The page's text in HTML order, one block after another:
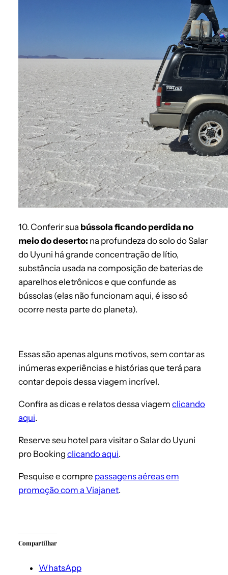
10. Conferir sua bússola ficando perdida no
meio do deserto: na profundeza do solo do Salar
do Uyuni há grande concentração de lítio,
substância usada na composição de baterias de
aparelhos eletrônicos e que confunde as
bússolas (elas não funcionam aqui, é isso só
ocorre nesta parte do planeta).
Essas são apenas alguns motivos, sem contar as
inúmeras experiências e histórias que terá para
contar depois dessa viagem incrível.
Confira as dicas e relatos dessa viagem clicando
aqui.
Reserve seu hotel para visitar o Salar do Uyuni
pro Booking clicando aqui.
Pesquise e compre passagens aéreas em
promoção com a Viajanet.
Compartilhar
WhatsApp